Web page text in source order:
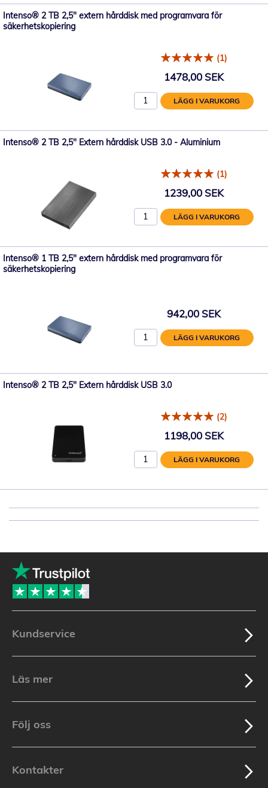
Intenso® 2 TB 2,5" extern hårddisk med programvara för
säkerhetskopiering
(1)
1478,00 SEK
LÄGG I VARUKORG
Intenso® 2 TB 2,5" Extern hårddisk USB 3.0 - Aluminium
(1)
1239,00 SEK
LÄGG I VARUKORG
Intenso® 1 TB 2,5" extern hårddisk med programvara för
säkerhetskopiering
942,00 SEK
LÄGG I VARUKORG
Intenso® 2 TB 2,5" Extern hårddisk USB 3.0
(2)
1198,00 SEK
LÄGG I VARUKORG
Kundservice
Läs mer
Följ oss
Kontakter